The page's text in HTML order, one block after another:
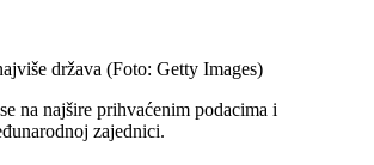
država (Foto: Getty Images)
na najšire prihvaćenim podacima i
zajednici.